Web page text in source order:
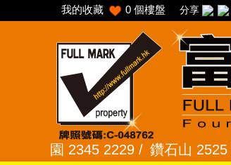
我的收藏 0 個樓盤 分享
園 2345 2229 /鑽石山 2525